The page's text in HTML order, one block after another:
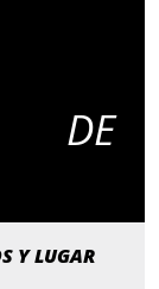
DE
Y LUGAR